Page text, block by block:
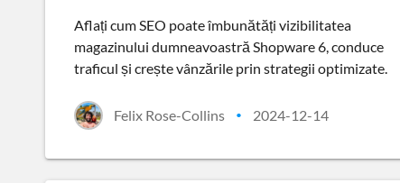
Aflați cum SEO poate îmbunătăți vizibilitatea
magazinului dumneavoastră Shopware 6, conduce
traficul și crește vânzările prin strategii optimizate.
Felix Rose-Collins • 2024-12-14